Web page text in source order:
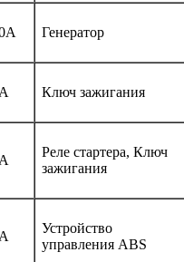
Генератор
Ключ зажигания
Реле стартера, Ключ
зажигания
Устройство
управления ABS